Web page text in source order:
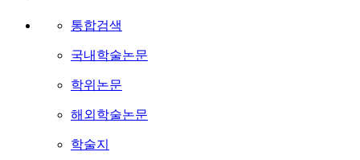
통합검색
국내학술논문
학위논문
해외학술논문
학술지